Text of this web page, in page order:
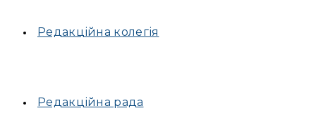
Редакційна колегія
Редакційна рада